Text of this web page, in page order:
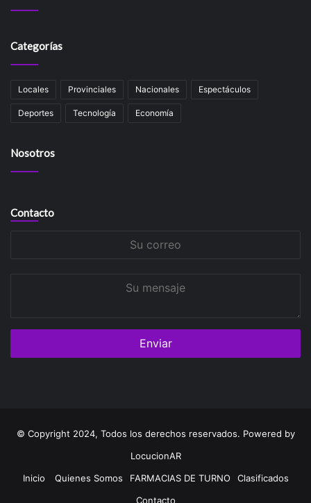
Categorías
Locales Provinciales Nacionales Espectáculos
Deportes Tecnología Economía
Nosotros
Contacto
© Copyright 2024, Todos los derechos reservados. Powered by
LocucionAR
Inicio
Quienes Somos FARMACIAS DE TURNO
Clasificados
Contacto